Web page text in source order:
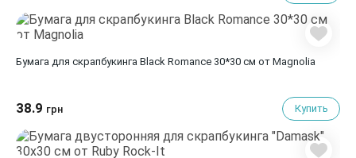
Бумага для скрапбукинга Black Romance 30*30 см от Magnolia
38.9 грн Купить